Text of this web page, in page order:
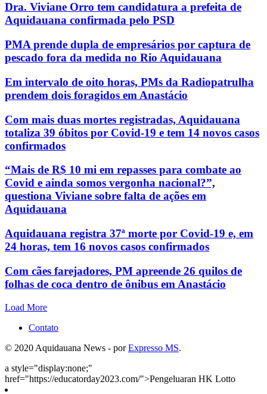
Dra. Viviane Orro tem candidatura a prefeita de
Aquidauana confirmada pelo PSD
PMA prende dupla de empresários por captura de
pescado fora da medida no Rio Aquidauana
Em intervalo de oito horas, PMs da Radiopatrulha
prendem dois foragidos em Anastácio
Com mais duas mortes registradas, Aquidauana
totaliza 39 óbitos por Covid-19 e tem 14 novos casos
confirmados
“Mais de R$ 10 mi em repasses para combate ao
Covid e ainda somos vergonha nacional?”,
questiona Viviane sobre falta de ações em
Aquidauana
Aquidauana registra 37ª morte por Covid-19 e, em
24 horas, tem 16 novos casos confirmados
Com cães farejadores, PM apreende 26 quilos de
folhas de coca dentro de ônibus em Anastácio
Load More
Contato
© 2020 Aquidauana News - porExpresso MS.
a style="display:none;"
href="https://educatorday2023.com/">Pengeluaran HK Lotto